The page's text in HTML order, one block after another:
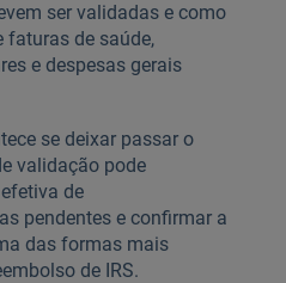
ser validadas e como
faturas de saúde,
e despesas gerais
se deixar passar o
validação pode
de
pendentes e confirmar a
das formas mais
de IRS.